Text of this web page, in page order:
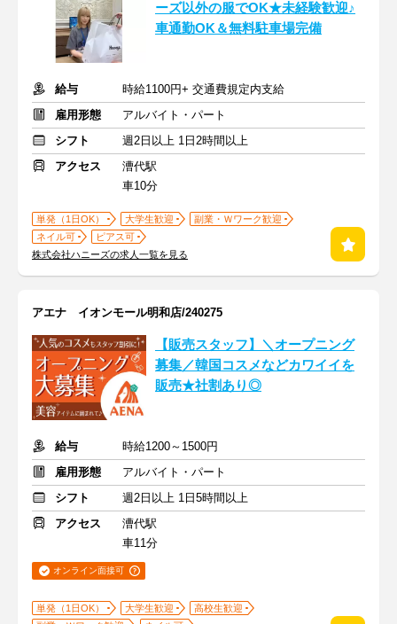
ーズ以外の服でOK★未経験歓迎♪
車通勤OK＆無料駐車場完備
給与
時給1100円+ 交通費規定内支給
雇用形態
アルバイト・パート
シフト
週2日以上 1日2時間以上
アクセス
漕代駅
車10分
単発（1日OK） 大学生歓迎
副業・Ｗワーク歓迎
ネイル可
ピアス可
株式会社ハニーズの求人一覧を見る
アエナ イオンモール明和店/240275
【販売スタッフ】＼オープニング
募集／韓国コスメなどカワイイを
販売★社割あり◎
給与
時給1200～1500円
雇用形態
アルバイト・パート
シフト
週2日以上 1日5時間以上
アクセス
漕代駅
車11分
オンライン面接可
単発（1日OK） 大学生歓迎
高校生歓迎